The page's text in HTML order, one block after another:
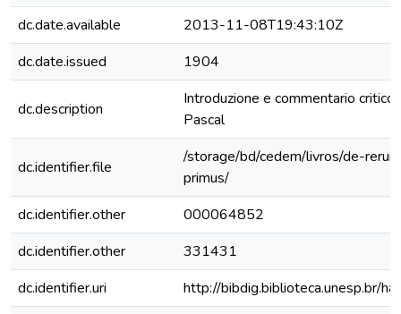
dc.date.available
2013-11-08T19:43:10Z
dc.date.issued
1904
dc.description
Introduzione e commentario critico
Pascal
dc.identifier.file
/storage/bd/cedem/livros/de-
primus/
dc.identifier.other
000064852
dc.identifier.other
331431
dc.identifier.uri
http://bibdig.biblioteca.unesp.br/